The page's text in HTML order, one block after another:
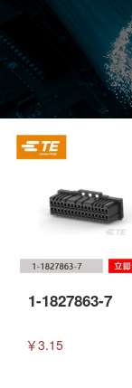
1-1827863-7
￥3.15